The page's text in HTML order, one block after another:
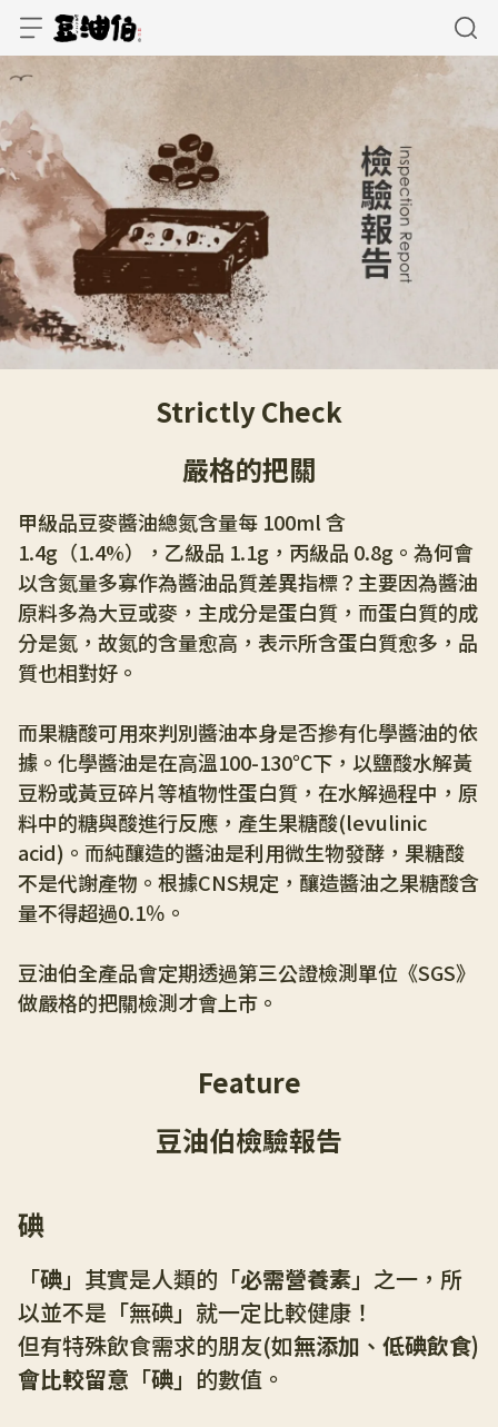
Strictly Check
嚴格的把關
甲級品豆麥醬油總氮含量每 100ml 含
1.4g（1.4%），乙級品 1.1g，丙級品 0.8g。為何會
以含氮量多寡作為醬油品質差異指標？主要因為醬油
原料多為大豆或麥，主成分是蛋白質，而蛋白質的成
分是氮，故氮的含量愈高，表示所含蛋白質愈多，品
質也相對好。
而果糖酸可用來判別醬油本身是否摻有化學醬油的依
據。化學醬油是在高溫100-130℃下，以鹽酸水解黃
豆粉或黃豆碎片等植物性蛋白質，在水解過程中，原
料中的糖與酸進行反應，產生果糖酸(levulinic
acid)。而純釀造的醬油是利用微生物發酵，果糖酸
不是代謝產物。根據CNS規定，釀造醬油之果糖酸含
量不得超過0.1％。
豆油伯全產品會定期透過第三公證檢測單位《SGS》
做嚴格的把關檢測才會上市。
Feature
豆油伯檢驗報告
碘
「碘」其實是人類的「必需營養素」之一，所
以並不是「無碘」就一定比較健康！
但有特殊飲食需求的朋友(如無添加 、 低碘飲食)
會比較留意 「碘」的數值。